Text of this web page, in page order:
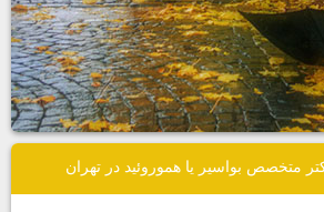
متخصص بواسير يا هموروئيد در تهران